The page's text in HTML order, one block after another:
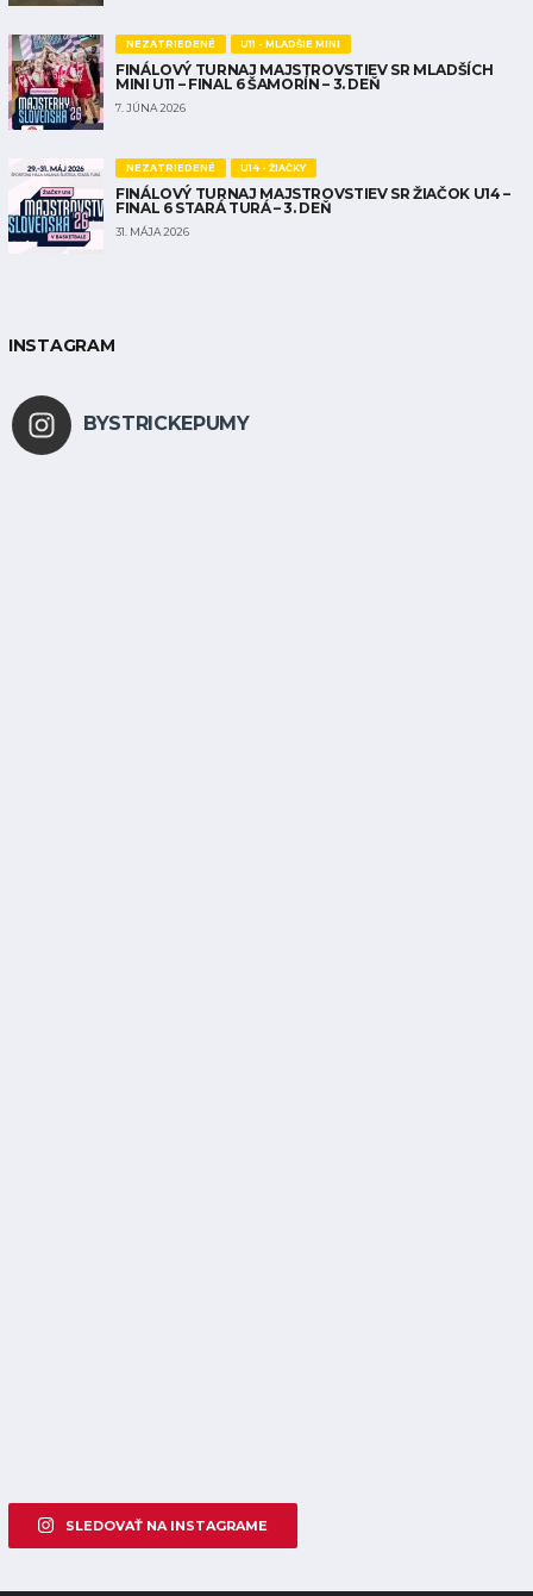
NEZATRIEDENÉ U11 - MLADŠIE MINI
FINÁLOVÝ TURNAJ MAJSTROVSTIEV SR MLADŠÍCH
MINI U11 – FINAL 6 ŠAMORÍN – 3. DEŇ
7. JÚNA 2026
NEZATRIEDENÉ U14 - ŽIAČKY
FINÁLOVÝ TURNAJ MAJSTROVSTIEV SR ŽIAČOK U14 –
FINAL 6 STARÁ TURÁ – 3. DEŇ
31. MÁJA 2026
INSTAGRAM
BYSTRICKEPUMY
SLEDOVAŤ NA INSTAGRAME